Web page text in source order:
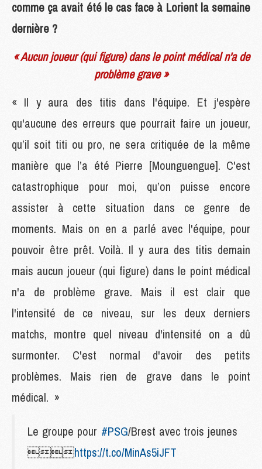
comme ça avait été le cas face à Lorient la semaine
dernière ?
« Aucun joueur (qui figure) dans le point médical n'a de
problème grave »
« Il y aura des titis dans l'équipe. Et j'espère
qu'aucune des erreurs que pourrait faire un joueur,
qu’il soit titi ou pro, ne sera critiquée de la même
manière que l’a été Pierre [Mounguengue]. C'est
catastrophique pour moi, qu’on puisse encore
assister à cette situation dans ce genre de
moments. Mais on en a parlé avec l'équipe, pour
pouvoir être prêt. Voilà. Il y aura des titis demain
mais aucun joueur (qui figure) dans le point médical
n'a de problème grave. Mais il est clair que
l'intensité de ce niveau, sur les deux derniers
matchs, montre quel niveau d'intensité on a dû
surmonter. C'est normal d'avoir des petits
problèmes. Mais rien de grave dans le point
médical. »
Le groupe pour #PSG/Brest avec trois jeunes
https://t.co/MinAs5iJFT